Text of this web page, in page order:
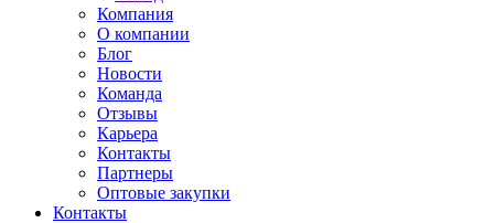
Компания
О компании
Блог
Новости
Команда
Отзывы
Карьера
Контакты
Партнеры
Оптовые закупки
Контакты